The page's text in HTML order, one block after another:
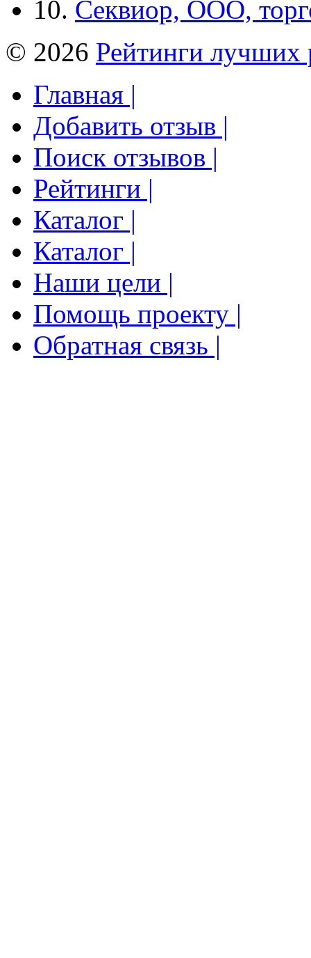
10. Секвиор, ООО,
© 2026 Рейтинги лучших
Главная |
Добавить отзыв |
Поиск отзывов |
Рейтинги |
Каталог |
Каталог |
Наши цели |
Помощь проекту |
Обратная связь |